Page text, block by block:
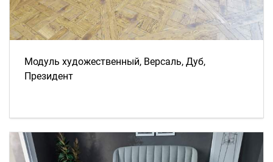
Модуль художественный, Версаль, Дуб,
Президент